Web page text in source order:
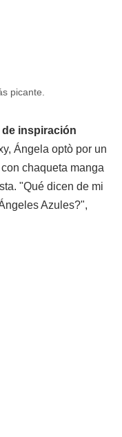
picante.
inspiración
Ángela optò por un
chaqueta manga
"Qué dicen de mi
Azules?",